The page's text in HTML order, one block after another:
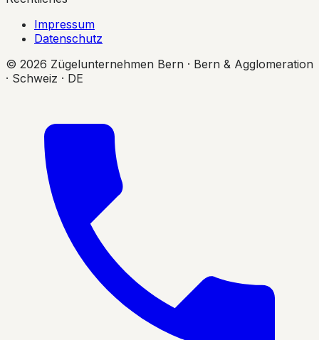
Impressum
Datenschutz
© 2026 Zügelunternehmen Bern · Bern & Agglomeration
· Schweiz · DE